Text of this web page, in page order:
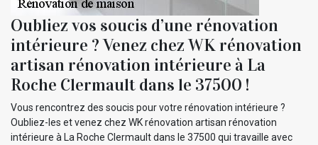
Oubliez vos soucis d’une rénovation
intérieure ? Venez chez WK rénovation
artisan rénovation intérieure à La
Roche Clermault dans le 37500 !
Vous rencontrez des soucis pour votre rénovation intérieure ?
Oubliez-les et venez chez WK rénovation artisan rénovation
intérieure à La Roche Clermault dans le 37500 qui travaille avec